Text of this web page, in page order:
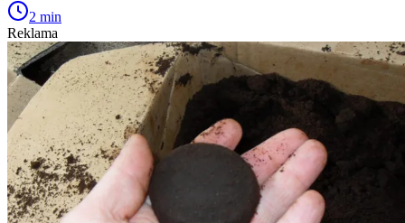
2 min
Reklama